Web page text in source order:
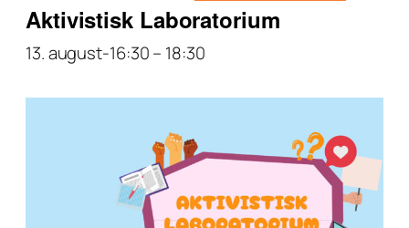
Aktivistisk Laboratorium
13. august-16:30– 18:30